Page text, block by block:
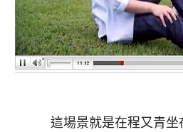
這場景就是在程又青坐